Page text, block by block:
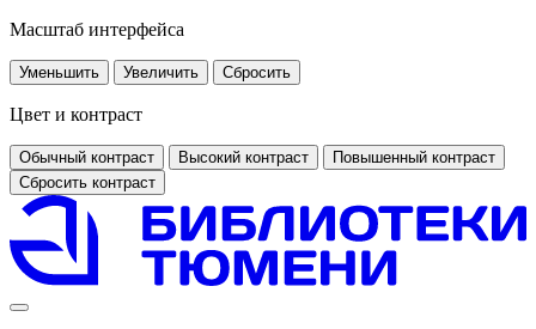
Масштаб интерфейса
Уменьшить Увеличить Сбросить
Цвет и контраст
Обычный контраст Высокий контраст
Повышенный контраст
Сбросить контраст